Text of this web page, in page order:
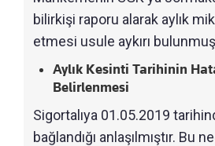
bilirkişi raporu alarak aylık
etmesi usule aykırı
Aylık Kesinti Tarihinin
Belirlenmesi
Sigortalıya 01.05.2019
bağlandığı anlaşılmıştır. Bu